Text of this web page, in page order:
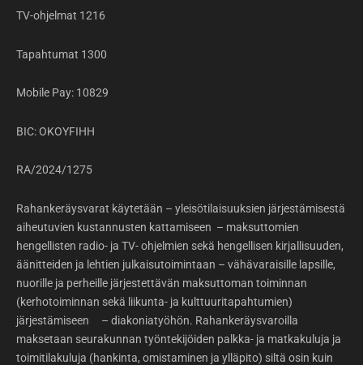
TV-ohjelmat 1216
Tapahtumat 1300
Mobile Pay: 10829
BIC: OKOYFIHH
RA/2024/1275
Rahankeräysvarat käytetään – yleisötilaisuuksien järjestämisestä
aiheutuvien kustannusten kattamiseen – maksuttomien
hengellisten radio- ja TV- ohjelmien sekä hengellisen kirjallisuuden,
äänitteiden ja lehtien julkaisutoimintaan – vähävaraisille lapsille,
nuorille ja perheille järjestettävän maksuttoman toiminnan
(kerhotoiminnan sekä liikunta- ja kulttuuritapahtumien)
järjestämiseen – diakoniatyöhön. Rahankeräysvaroilla
maksetaan seurakunnan työntekijöiden palkka- ja matkakuluja ja
toimitilakuluja (hankinta, omistaminen ja ylläpito) siltä osin kuin